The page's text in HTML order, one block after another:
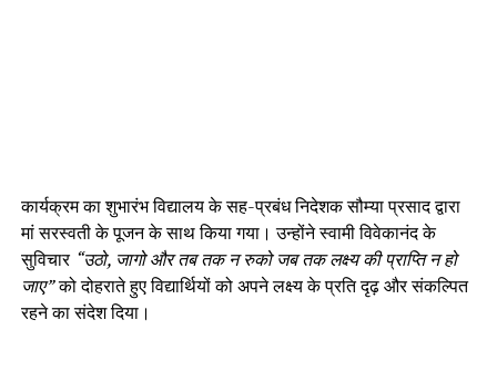
कार्यक्रम का शुभारंभ विद्यालय के सह-प्रबंध निदेशक सौम्या प्रसाद द्वारा
मां सरस्वती के पूजन के साथ किया गया। उन्होंने स्वामी विवेकानंद के
सुविचार “उठो, जागो और तब तक न रुको जब तक लक्ष्य की प्राप्ति न हो
जाए”को दोहराते हुए विद्यार्थियों को अपने लक्ष्य के प्रति दृढ़ और संकल्पित
रहने का संदेश दिया।